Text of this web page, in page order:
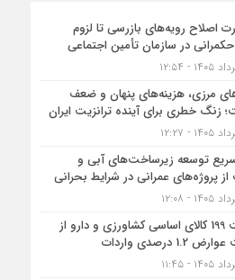
اصلاح رویه‌های بازرسی تا لزوم
در سازمان تأمین اجتماعی
مرزی، هزینه‌های پنهان و ضعف
زنگ خطری برای آینده ترانزیت ایران
توسعه زیرساخت‌های آبی و
پروژه‌های عمرانی در شرایط بحرانی
معافیت 199 کالای اساسی کشاورزی و دارو از
1.2 درصدی واردات